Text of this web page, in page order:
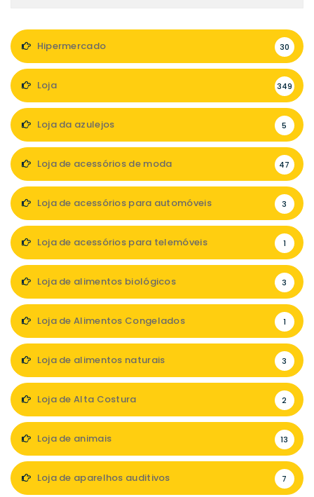
Hipermercado 30
Loja 349
Loja da azulejos 5
Loja de acessórios de moda 47
Loja de acessórios para automóveis 3
Loja de acessórios para telemóveis 1
Loja de alimentos biológicos 3
Loja de Alimentos Congelados 1
Loja de alimentos naturais 3
Loja de Alta Costura 2
Loja de animais 13
Loja de aparelhos auditivos 7